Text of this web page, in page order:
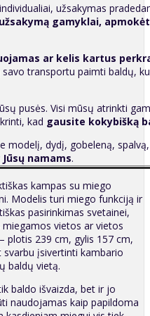
užsakymas
gamyklai,
ar kelis kartus
transportu paimti baldų,
pusės. Visi mūsų atrinkti
kad gausite kokybišką
modelį, dydį, gobeleną,
namams.
kampas su miego
Modelis turi miego funkciją ir
pasirinkimas svetainei,
vietos ar vietos
plotis 239 cm, gylis 157 cm,
įsivertinti kambario
baldų vietą.
baldo išvaizda, bet ir jo
naudojamas kaip papildoma